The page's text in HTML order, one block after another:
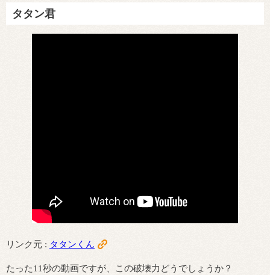
タタン君
リンク元 : タタンくん
たった11秒の動画ですが、この破壊力どうでしょうか？